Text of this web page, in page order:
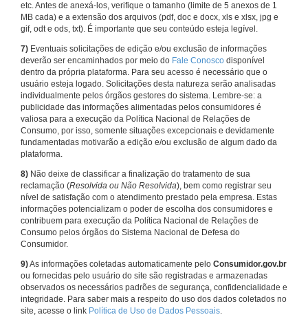
etc. Antes de anexá-los, verifique o tamanho (limite de 5 anexos de 1
MB cada) e a extensão dos arquivos (pdf, doc e docx, xls e xlsx, jpg e
gif, odt e ods, txt). É importante que seu conteúdo esteja legível.
7) Eventuais solicitações de edição e/ou exclusão de informações
deverão ser encaminhados por meio do Fale Conosco disponível
dentro da própria plataforma. Para seu acesso é necessário que o
usuário esteja logado. Solicitações desta natureza serão analisadas
individualmente pelos órgãos gestores do sistema. Lembre-se: a
publicidade das informações alimentadas pelos consumidores é
valiosa para a execução da Política Nacional de Relações de
Consumo, por isso, somente situações excepcionais e devidamente
fundamentadas motivarão a edição e/ou exclusão de algum dado da
plataforma.
8) Não deixe de classificar a finalização do tratamento de sua
reclamação (Resolvida ou Não Resolvida), bem como registrar seu
nível de satisfação com o atendimento prestado pela empresa. Estas
informações potencializam o poder de escolha dos consumidores e
contribuem para execução da Política Nacional de Relações de
Consumo pelos órgãos do Sistema Nacional de Defesa do
Consumidor.
9)As informações coletadas automaticamente pelo Consumidor.gov.br
ou fornecidas pelo usuário do site são registradas e armazenadas
observados os necessários padrões de segurança, confidencialidade e
integridade. Para saber mais a respeito do uso dos dados coletados no
site, acesse o link Política de Uso de Dados Pessoais.